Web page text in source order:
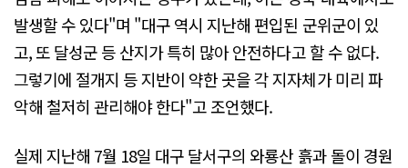
발생할 수 있다"며 "대구 역시 지난해 편입된 군위군이 있
고, 또 달성군 등 산지가 특히 많아 안전하다고 할 수 없다.
그렇기에 절개지 등 지반이 약한 곳을 각 지자체가 미리 파
악해 철저히 관리해야 한다"고 조언했다.
실제 지난해 7월 18일 대구 달서구의 와룡산 흙과 돌이 경원